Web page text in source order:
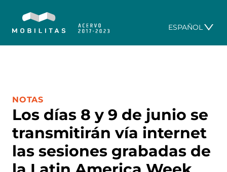
ESPAÑOL
Los días 8 y 9 de junio se
transmitirán vía internet
las sesiones grabadas de
CATEGORÍA:
NOTAS